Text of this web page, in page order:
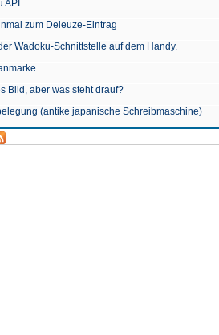
API
zum Deleuze-Eintrag
Wadoku-Schnittstelle auf dem Handy.
Bild, aber was steht drauf?
(antike japanische Schreibmaschine)